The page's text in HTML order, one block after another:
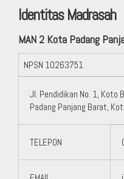
Identitas Madrasah
MAN 2 Kota Padang
NPSN 10263751
Jl. Pendidikan No. 1, Koto
Padang Panjang Barat,
TELEPON